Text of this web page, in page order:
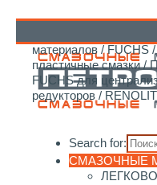
Search for:
СМАЗОЧНЫЕ
материалов/FUCHS/
пластичные смазки/
FUCHS для
редукторов/